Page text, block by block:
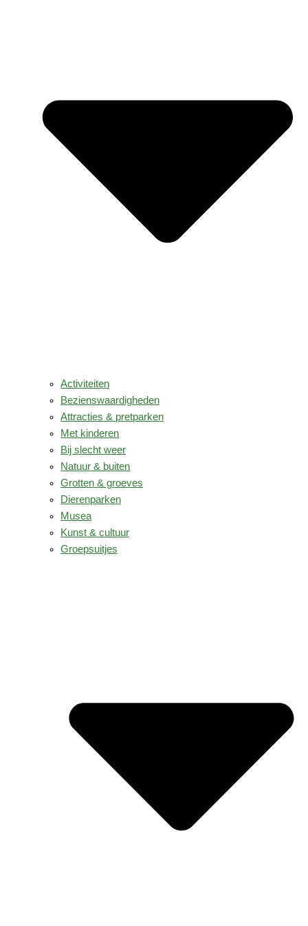
Activiteiten
Bezienswaardigheden
Attracties & pretparken
Met kinderen
Bij slecht weer
Natuur & buiten
Grotten & groeves
Dierenparken
Musea
Kunst & cultuur
Groepsuitjes